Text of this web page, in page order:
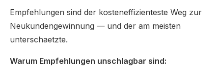
Empfehlungen sind der kosteneffizienteste Weg zur
Neukundengewinnung — und der am meisten
unterschaetzte.
Warum Empfehlungen unschlagbar sind: